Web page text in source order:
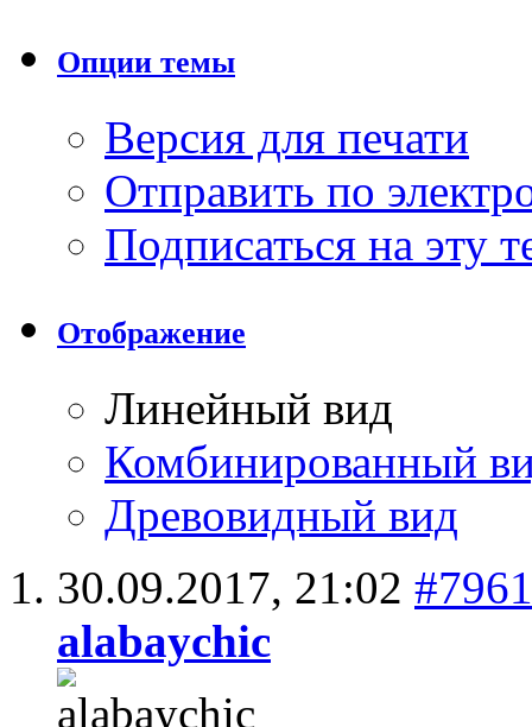
Опции темы
Версия для печати
Отправить по
Подписаться на эту
Отображение
Линейный вид
Комбинированный
Древовидный вид
30.09.2017, 21:02 #7961
alabaychic